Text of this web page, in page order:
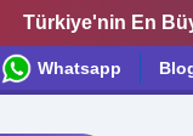
Türkiye'nin En
Whatsapp